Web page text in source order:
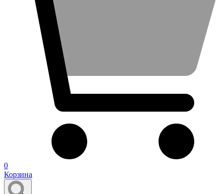
0
Корзина